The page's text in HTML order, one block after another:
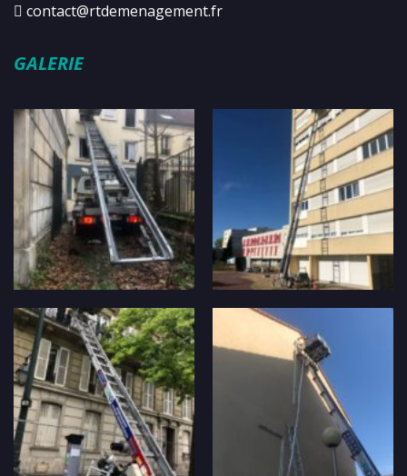
contact@rtdemenagement.fr
GALERIE